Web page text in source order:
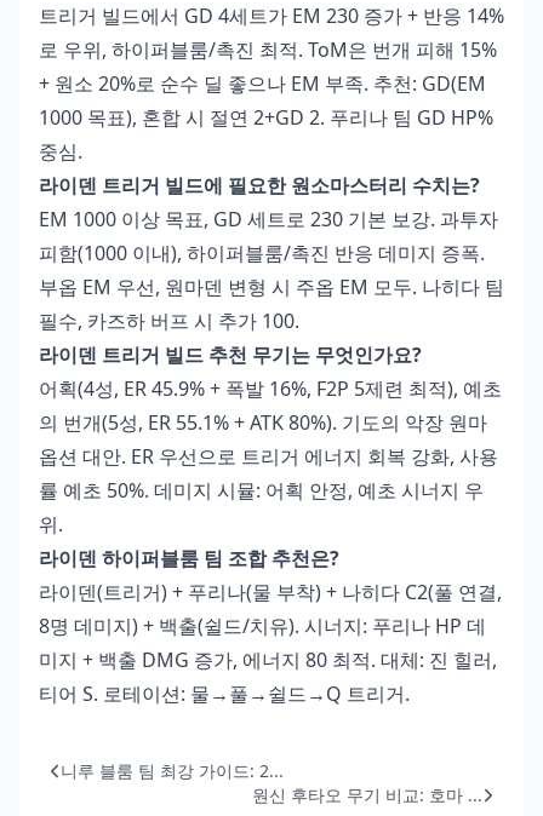
트리거 빌드에서 GD 4세트가 EM 230 증가 + 반응 14%
로 우위, 하이퍼블룸/촉진 최적. ToM은 번개 피해 15%
+ 원소 20%로 순수 딜 좋으나 EM 부족. 추천: GD(EM
1000 목표), 혼합 시 절연 2+GD 2. 푸리나 팀 GD HP%
중심.
라이덴 트리거 빌드에 필요한 원소마스터리 수치는?
EM 1000 이상 목표, GD 세트로 230 기본 보강. 과투자
피함(1000 이내), 하이퍼블룸/촉진 반응 데미지 증폭.
부옵 EM 우선, 원마덴 변형 시 주옵 EM 모두. 나히다 팀
필수, 카즈하 버프 시 추가 100.
라이덴 트리거 빌드 추천 무기는 무엇인가요?
어획(4성, ER 45.9% + 폭발 16%, F2P 5제련 최적), 예초
의 번개(5성, ER 55.1% + ATK 80%). 기도의 악장 원마
옵션 대안. ER 우선으로 트리거 에너지 회복 강화, 사용
률 예초 50%. 데미지 시뮬: 어획 안정, 예초 시너지 우
위.
라이덴 하이퍼블룸 팀 조합 추천은?
라이덴(트리거) + 푸리나(물 부착) + 나히다 C2(풀 연결,
8명 데미지) + 백출(쉴드/치유). 시너지: 푸리나 HP 데
미지 + 백출 DMG 증가, 에너지 80 최적. 대체: 진 힐러,
티어 S. 로테이션: 물→풀→쉴드→Q 트리거.
니루 블룸 팀 최강 가이드: 2...
원신 후타오 무기 비교: 호마 ...